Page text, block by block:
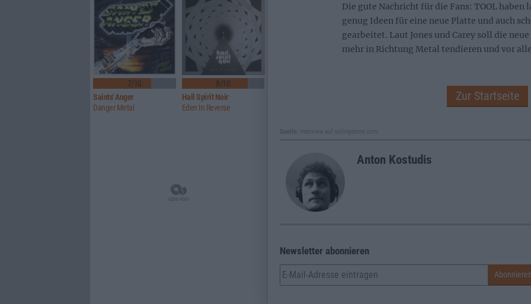
Die gute Nachricht für die Fans: TOOL haben
genug Ideen für eine neue Platte und auch
gearbeitet. Laut Jones und Carey soll die
mehr in Richtung Metal tendieren und vor
Zur Startseite
Anton Kostudis
Newsletter abonnieren
7/10
Saints' Anger
Danger Metal
8/10
Hail Spirit Noir
Eden In Reverse